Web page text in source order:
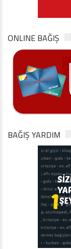
ONLINE BAĞIŞ
BAĞIŞ YARDIM